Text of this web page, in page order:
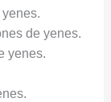
de yenes.
yenes.